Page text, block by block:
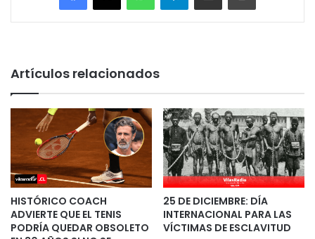
Artículos relacionados
HISTÓRICO COACH
ADVIERTE QUE EL TENIS
PODRÍA QUEDAR OBSOLETO
25 DE DICIEMBRE: DÍA
INTERNACIONAL PARA LAS
VÍCTIMAS DE ESCLAVITUD